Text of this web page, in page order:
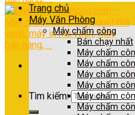
Tìm kiếm:
Trang chủ
Máy Văn Phòng
Máy chấm công
Bán chạy nhất
Máy chấm
Máy chấm
Máy chấm
Máy chấm
Máy chấm
Máy chấm